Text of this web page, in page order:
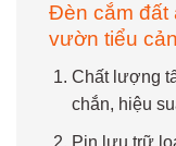
Đèn cắm đất
vườn tiểu
Chất lượng
chắn, hiệu
Pin lưu trữ